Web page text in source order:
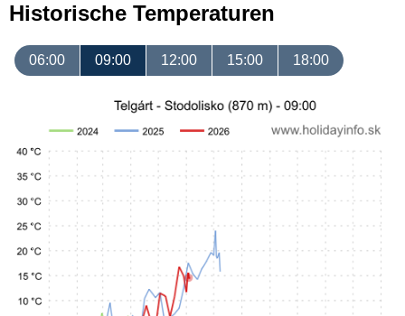
Historische Temperaturen
06:00 09:00 12:00 15:00 18:00